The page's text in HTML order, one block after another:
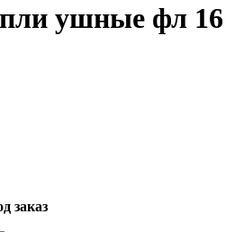
ушные фл 16
заказ